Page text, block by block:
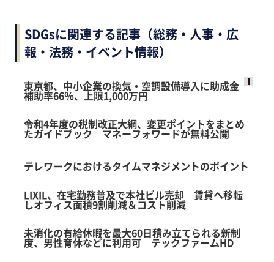
SDGsに関連する記事（総務・人事・広
報・法務・イベント情報）
東京都、中小企業の換気・空調設備導入に助成金
補助率66％、上限1,000万円
令和4年度の税制改正大綱、変更ポイントをまとめ
たガイドブック マネーフォワードが無料公開
テレワークにおけるタイムマネジメントのポイント
LIXIL、在宅勤務普及で本社ビル売却 賃貸へ移転
しオフィス面積9割削減＆コスト削減
未消化の有給休暇を最大60日積み立てられる新制
度、男性育休などに利用可 テックファームHD